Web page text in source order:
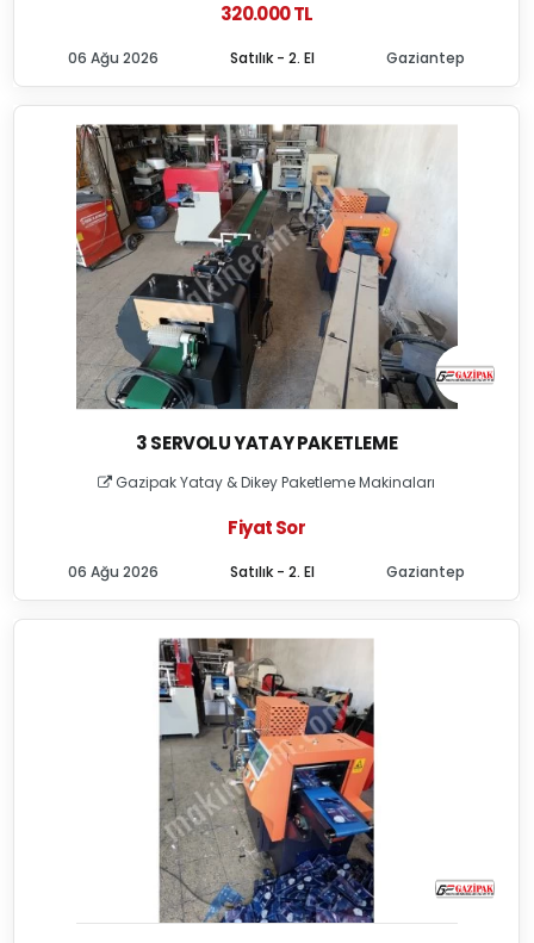
320.000 TL
Satılık - 2. El
06 Ağu 2026 Gaziantep
3 SERVOLU YATAY PAKETLEME
Gazipak Yatay & Dikey Paketleme Makinaları
Fiyat Sor
Satılık - 2. El
06 Ağu 2026 Gaziantep